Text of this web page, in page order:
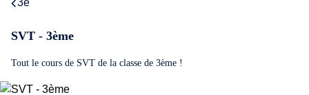
3e
SVT - 3ème
Tout le cours de SVT de la classe de 3ème !